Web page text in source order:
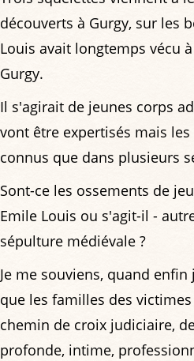
découverts à Gurgy, sur les
Louis avait longtemps vécu
Gurgy.
Il s'agirait de jeunes corps
vont être expertisés mais
connus que dans plusieurs
Sont-ce les ossements de
Emile Louis ou s'agit-il -
sépulture médiévale ?
Je me souviens, quand
que les familles des
chemin de croix judiciaire,
profonde, intime,